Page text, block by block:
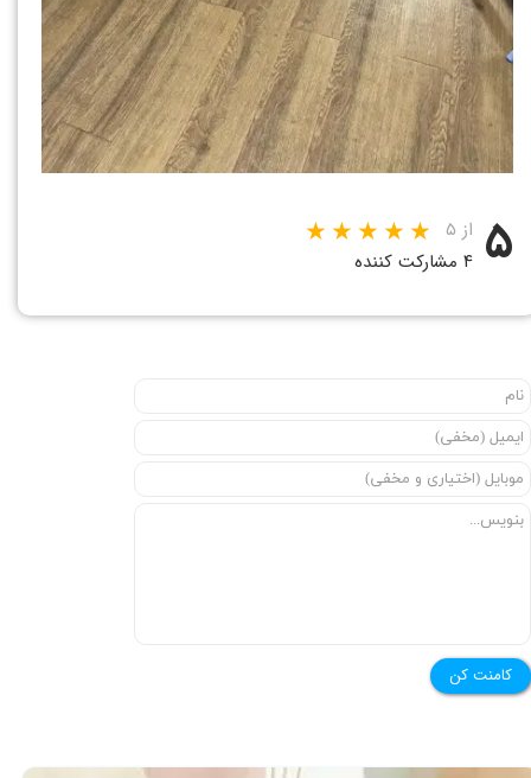
۵ از ۵
★★
۴ مشارکت کننده
کامنت کن